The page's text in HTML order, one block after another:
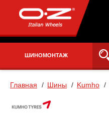
ШИНОМОНТАЖ
Главная Шины Kumho